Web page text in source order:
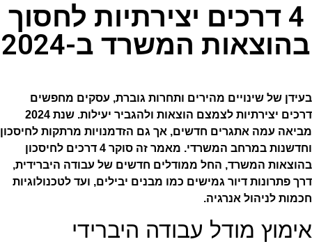
4 דרכים יצירתיות לחסוך
בהוצאות המשרד ב-2024
בעידן של שינויים מהירים ותחרות גוברת, עסקים מחפשים
דרכים יצירתיות לצמצם הוצאות ולהגביר יעילות. שנת 2024
מביאה עמה אתגרים חדשים, אך גם הזדמנויות מרתקות לחיסכון
וחדשנות במרחב המשרדי. מאמר זה סוקר 4 דרכים לחיסכון
בהוצאות המשרד, החל ממודלים חדשים של עבודה היברידית,
דרך פתרונות דיור גמישים כמו מבנים יבילים, ועד לטכנולוגיות
חכמות לניהול אנרגיה.
אימוץ מודל עבודה היברידי